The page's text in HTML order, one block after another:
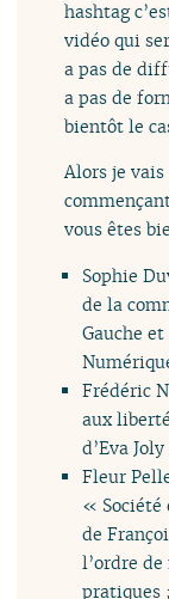
hashtag
vidéo qui
a pas de
a pas de
bientôt le
Alors je
vous êtes
Sophie
de la
Gauche
Frédéric
aux
d’Eva Joly
Fleur
« Société
de
l’ordre
pratiques ;